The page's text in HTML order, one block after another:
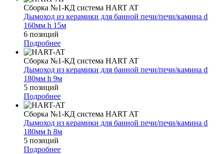
Сборка №1-КД система HART AT
Дымоход из керамики для банной печи/печи/камина d
160мм h 15м
6 позиций
Подробнее
Сборка №1-КД система HART AT
Дымоход из керамики для банной печи/печи/камина d
180мм h 9м
5 позиций
Подробнее
Сборка №1-КД система HART AT
Дымоход из керамики для банной печи/печи/камина d
180мм h 8м
5 позиций
Подробнее